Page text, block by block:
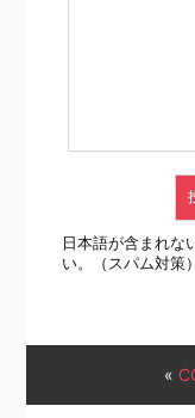
日本語が含まれな
い。（スパム対策）
«